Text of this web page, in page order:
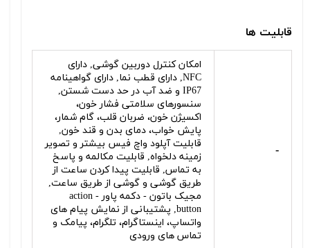
قابلیت ها
-
امکان کنترل دوربین گوشی, دارای
NFC, دارای قطب نما, دارای گواهینامه
IP67 و ضد آب در حد دست شستن,
سنسورهای سلامتی فشار خون،
اکسیژن خون، ضربان قلب، گام شمار،
پایش خواب، دمای بدن و قند خون,
قابلیت آپلود واچ فیس بیشتر و تصویر
زمینه دلخواه, قابلیت مکالمه و پاسخ
به تماس, قابلیت پیدا کردن ساعت از
طریق گوشی و گوشی از طریق ساعت,
مجیک باتون - دکمه پاور - action
button, پشتیبانی از نمایش پیام های
واتساپ، اینستاگرام، تلگرام، پیامک و
تماس های ورودی